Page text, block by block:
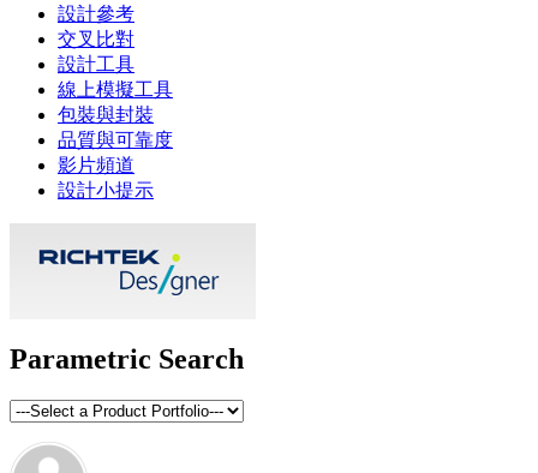
設計參考
交叉比對
設計工具
線上模擬工具
包裝與封裝
品質與可靠度
影片頻道
設計小提示
Parametric Search